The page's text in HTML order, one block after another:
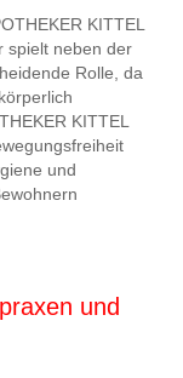
KITTEL
spielt neben der
Rolle, da
KITTEL
und
und